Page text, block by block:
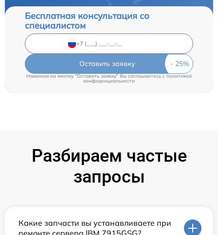
Бесплатная консультация со
специалистом
Оставить заявку
Нажимая на кнопку "Оставить заявку" Вы соглашаетесь cполитикой
конфиденциальности
Разбираем частые
запросы
Какие запчасти вы устанавливаете при
ремонте сервера IBM 7915GSG?